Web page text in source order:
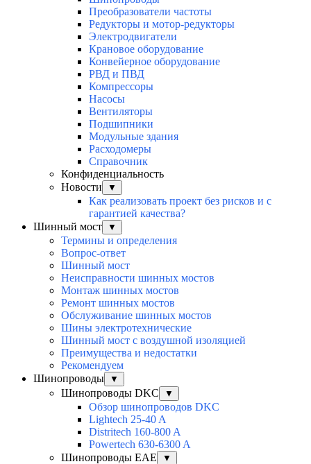
Преобразователи частоты
Редукторы и мотор-редукторы
Электродвигатели
Крановое оборудование
Конвейерное оборудование
РВД и ПВД
Компрессоры
Насосы
Вентиляторы
Подшипники
Модульные здания
Расходомеры
Справочник
Конфиденциальность
Новости
▼
Как реализовать проект без рисков и с
гарантией качества?
Шинный мост
▼
Термины и определения
Вопрос-ответ
Шинный мост
Неисправности шинных мостов
Монтаж шинных мостов
Ремонт шинных мостов
Обслуживание шинных мостов
Шины электротехнические
Шинный мост с воздушной изоляцией
Преимущества и недостатки
Рекомендуем
Шинопроводы
▼
Шинопроводы DKC ▼
Обзор шинопроводов DKC
Lightech 25-40 A
Distritech 160-800 A
Powertech 630-6300 A
Шинопроводы EAE
▼